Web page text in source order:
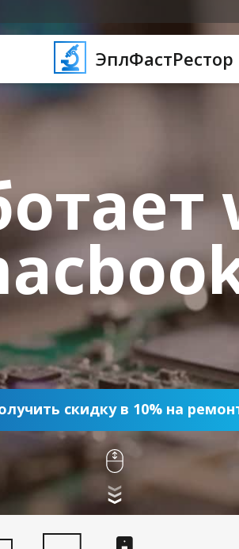
ЭплФастРестор
скидку в 10% на